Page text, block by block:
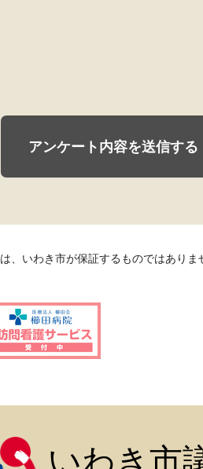
アンケート内容を送信する
、いわき市が保証するものではありま
いわき市